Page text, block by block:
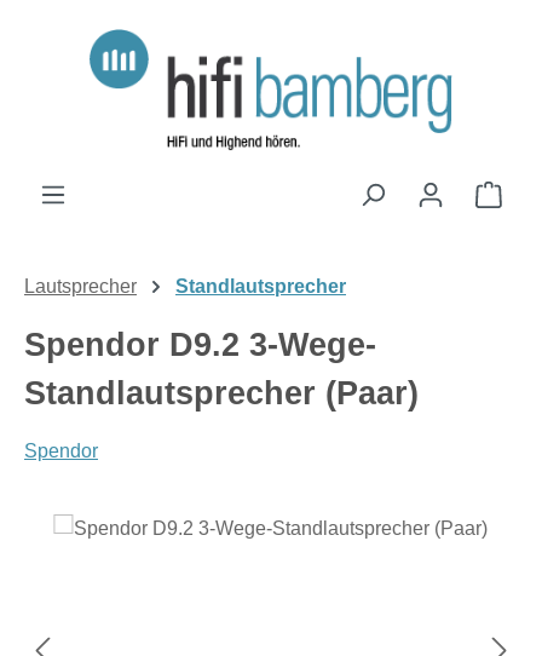
Zum Hauptinhalt springen
Lautsprecher Standlautsprecher
Spendor D9.2 3-Wege-
Standlautsprecher (Paar)
Spendor
Bildergalerie überspringen